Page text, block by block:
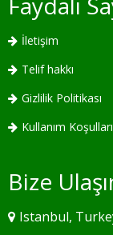
İletişim
Telif hakkı
Gizlilik Politikası
Kullanım Koşulları
Bize
Istanbul,